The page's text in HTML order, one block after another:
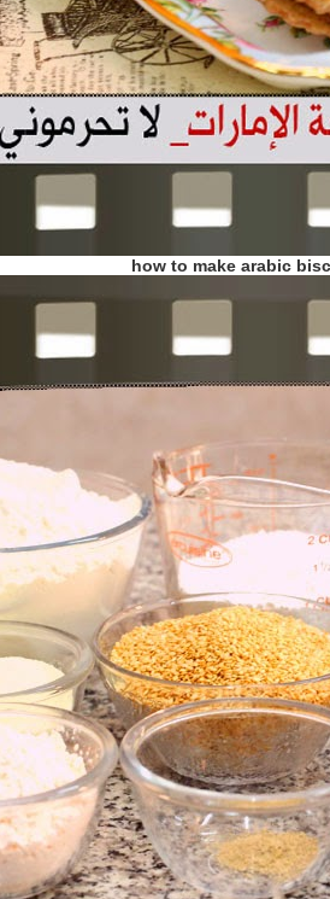
how to make arabic